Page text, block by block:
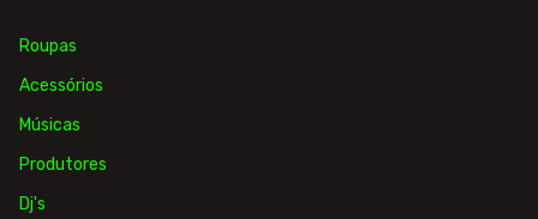
Roupas
Acessórios
Músicas
Produtores
Dj's